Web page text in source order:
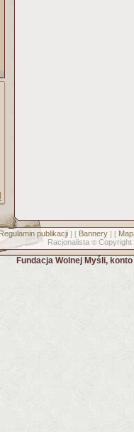
Regulamin publikacji] [ Bannery] [
Racjonalista © Copyright
Fundacja Wolnej Myśli,